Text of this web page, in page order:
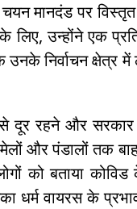
मानदंड पर विस्तृत
लिए, उन्होंने एक
उनके निर्वाचन
रहने और सरकार
मेलों और पंडालों तक
को बताया
धर्म वायरस के